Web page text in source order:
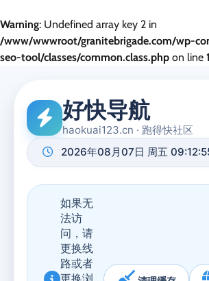
Warning: Undefined array key 2 in
/www/wwwroot/granitebrigade.com/wp-
seo-tool/classes/common.class.php on line